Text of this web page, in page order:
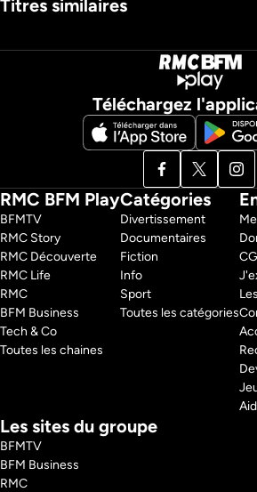
Présentateur : Dominique Rizet, Pauline
Titres similaires
Téléchargez
RMC BFM Play
BFMTV
RMC Story
RMC Découverte
RMC Life
RMC
BFM Business
Tech & Co
Toutes les chaines
Catégories
Divertissement
Documentaires
Fiction
Info
Sport
Toutes les catégories
Les sites du groupe
BFMTV
BFM Business
RMC